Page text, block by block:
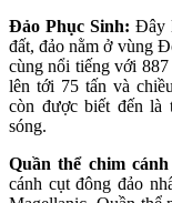
Đảo Phục Sinh: Đây
đất, đảo nằm ở vùng
cùng nổi tiếng với
lên tới 75 tấn và
còn được biết đến là
sóng.
Quần thể chim
cánh cụt đông đảo